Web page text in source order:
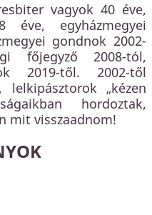
vagyok 40 éve,
éve, egyházmegyei
gondnok 2002-
főjegyző 2008-tól,
2019-től. 2002-től
„kézen
hordoztak,
mit visszaadnom!